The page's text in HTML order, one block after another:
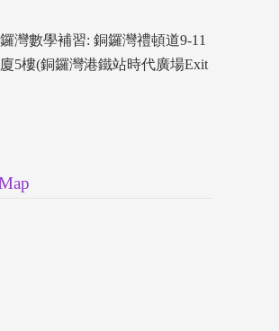
灣數學補習: 銅鑼灣禮頓道9-11
5樓(銅鑼灣港鐵站時代廣場Exit